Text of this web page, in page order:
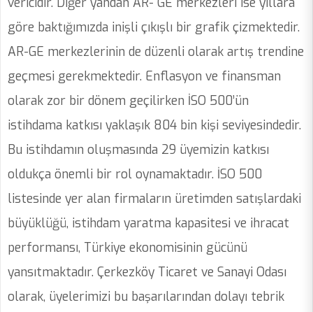
göre baktığımızda inişli çıkışlı bir grafik çizmektedir.
AR-GE merkezlerinin de düzenli olarak artış trendine
geçmesi gerekmektedir. Enflasyon ve finansman
olarak zor bir dönem geçilirken İSO 500’ün
istihdama katkısı yaklaşık 804 bin kişi seviyesindedir.
Bu istihdamın oluşmasında 29 üyemizin katkısı
oldukça önemli bir rol oynamaktadır. İSO 500
listesinde yer alan firmaların üretimden satışlardaki
büyüklüğü, istihdam yaratma kapasitesi ve ihracat
performansı, Türkiye ekonomisinin gücünü
yansıtmaktadır. Çerkezköy Ticaret ve Sanayi Odası
olarak, üyelerimizi bu başarılarından dolayı tebrik